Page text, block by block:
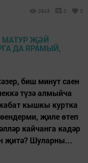
2943 0 0
биш минут саен
түзә алмыйча
кышкы куртка
җиле өтеп
кайчанга кадәр
җитә? Шуларны...